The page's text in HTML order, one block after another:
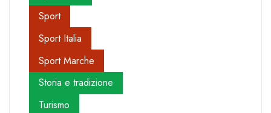
Sport
Sport Italia
Sport Marche
Storia e tradizione
Turismo